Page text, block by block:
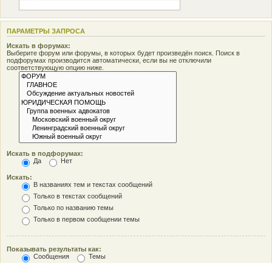
ПАРАМЕТРЫ ЗАПРОСА
Искать в форумах:
Выберите форум или форумы, в которых будет произведён поиск. Поиск в
подфорумах производится автоматически, если вы не отключили
соответствующую опцию ниже.
Искать в подфорумах:
Да
Нет
Искать:
В названиях тем и текстах сообщений
Только в текстах сообщений
Только по названию темы
Только в первом сообщении темы
Показывать результаты как:
Сообщения
Темы